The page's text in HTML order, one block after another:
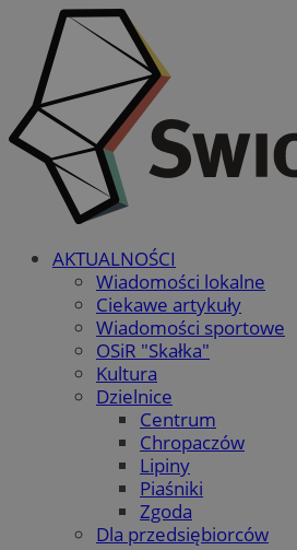
AKTUALNOŚCI
Wiadomości lokalne
Ciekawe artykuły
Wiadomości sportowe
OSiR "Skałka"
Kultura
Dzielnice
Centrum
Chropaczów
Lipiny
Piaśniki
Zgoda
Dla przedsiębiorców